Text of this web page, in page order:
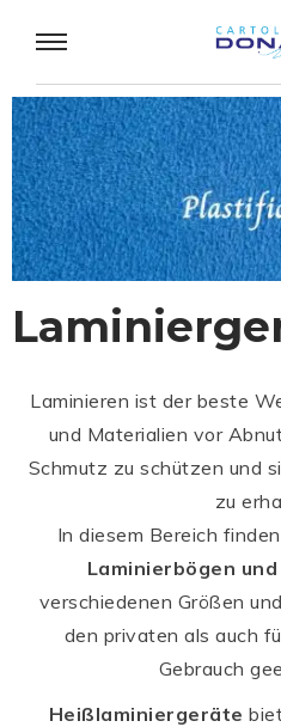
Laminieren ist der beste
und Materialien vor
Schmutz zu schützen und
zu
In diesem Bereich
Laminierbögen
verschiedenen Größen
den privaten als auch
Gebrauch
Heißlaminiergeräte